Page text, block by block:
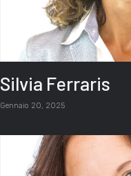
Silvia Ferraris
Gennaio 20, 2025